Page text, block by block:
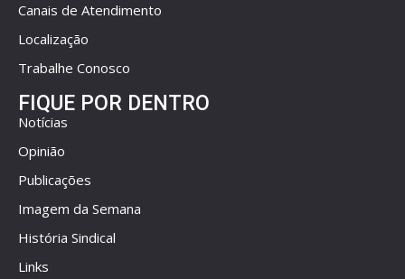
Canais de Atendimento
Localização
Trabalhe Conosco
FIQUE POR DENTRO
Notícias
Opinião
Publicações
Imagem da Semana
História Sindical
Links